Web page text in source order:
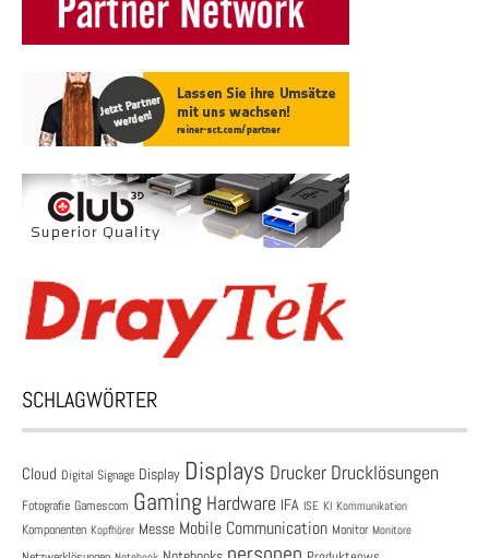
SCHLAGWÖRTER
Cloud Digital Signage Display Displays Drucker Drucklösungen
Fotografie Gamescom Gaming Hardware IFA ISE KI Kommunikation
Komponenten Kopfhörer Messe Mobile Communication Monitor Monitore